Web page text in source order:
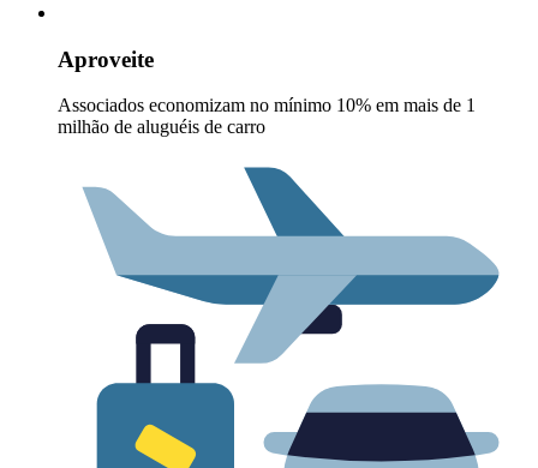
Aproveite
Associados economizam no mínimo 10% em mais de 1
milhão de aluguéis de carro